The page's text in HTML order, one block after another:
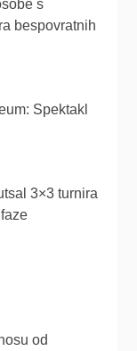
s
bespovratnih
Spektakl
3×3 turnira
od